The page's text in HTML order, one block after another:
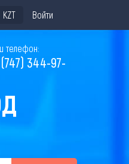
KZT Войти
телефон:
344-97-